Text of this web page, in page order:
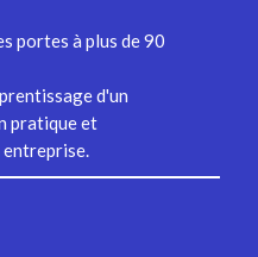
portes à plus de 90
d'un
pratique et
entreprise.